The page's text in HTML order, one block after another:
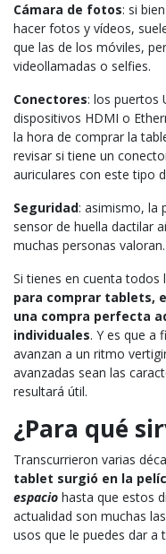
Cámara de fotos: si
hacer fotos y vídeos,
que las de los móviles,
videollamadas o selfies.
Conectores: los puertos
dispositivos HDMI o
la hora de comprar la
revisar si tiene un
auriculares con este tipo
Seguridad: asimismo, la
sensor de huella dactilar
muchas personas valoran.
Si tienes en cuenta todos
para comprar tablets,
una compra perfecta
individuales. Y es que a
avanzan a un ritmo
avanzadas sean las
resultará útil.
¿Para qué
Transcurrieron varias
tablet surgió en la
espacio hasta que estos
actualidad son muchas
usos que le puedes dar a